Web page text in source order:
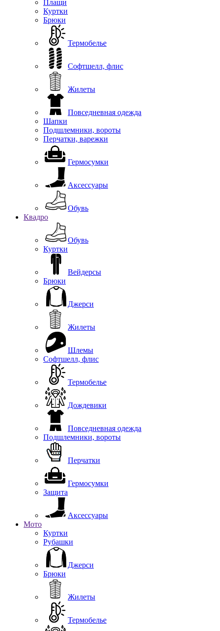
Плащи
Куртки
Брюки
Термобелье
Софтшелл, флис
Жилеты
Повседневная одежда
Шапки
Подшлемники, вороты
Перчатки, варежки
Гермосумки
Аксессуары
Обувь
Квадро
Обувь
Куртки
Вейдерсы
Брюки
Джерси
Жилеты
Шлемы
Софтшелл, флис
Термобелье
Дождевики
Повседневная одежда
Подшлемники, вороты
Перчатки
Гермосумки
Защита
Аксессуары
Мото
Куртки
Рубашки
Джерси
Брюки
Жилеты
Термобелье